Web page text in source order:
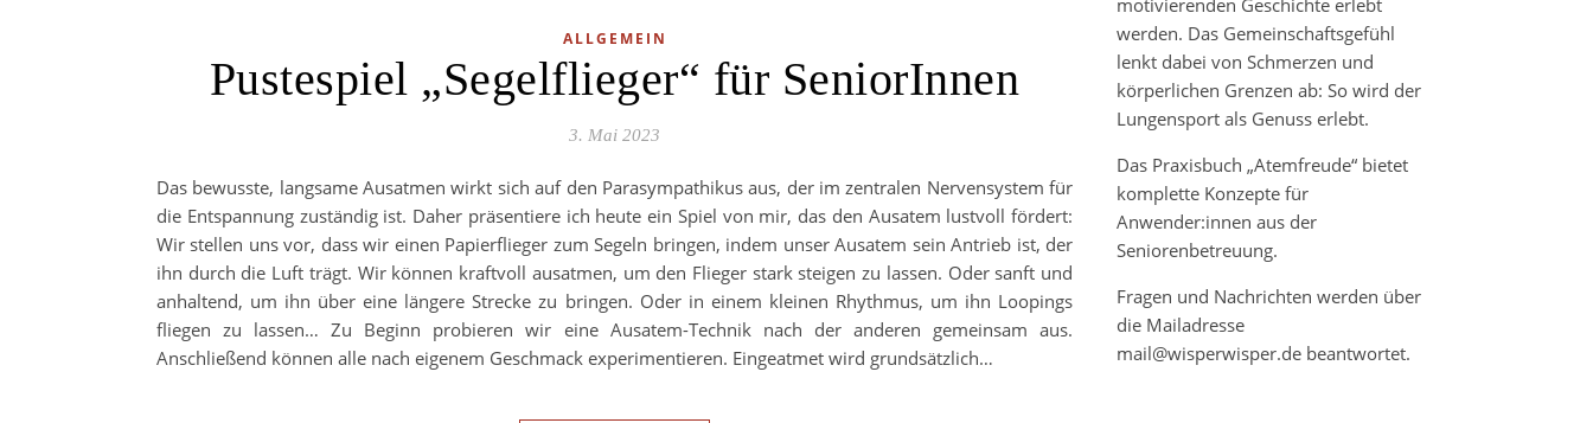
ALLGEMEIN
Pustespiel „Segelflieger“ für SeniorInnen
3. Mai 2023
Das bewusste, langsame Ausatmen wirkt sich auf den Parasympathikus aus, der im zentralen Nervensystem für
die Entspannung zuständig ist. Daher präsentiere ich heute ein Spiel von mir, das den Ausatem lustvoll fördert:
Wir stellen uns vor, dass wir einen Papierflieger zum Segeln bringen, indem unser Ausatem sein Antrieb ist, der
ihn durch die Luft trägt. Wir können kraftvoll ausatmen, um den Flieger stark steigen zu lassen. Oder sanft und
anhaltend, um ihn über eine längere Strecke zu bringen. Oder in einem kleinen Rhythmus, um ihn Loopings
fliegen zu lassen… Zu Beginn probieren wir eine Ausatem-Technik nach der anderen gemeinsam aus.
Anschließend können alle nach eigenem Geschmack experimentieren. Eingeatmet wird grundsätzlich…
motivierenden Geschichte erlebt
werden. Das Gemeinschaftsgefühl
lenkt dabei von Schmerzen und
körperlichen Grenzen ab: So wird der
Lungensport als Genuss erlebt.
Das Praxisbuch „Atemfreude“ bietet
komplette Konzepte für
Anwender:innen aus der
Seniorenbetreuung.
Fragen und Nachrichten werden über
die Mailadresse
mail@wisperwisper.de beantwortet.